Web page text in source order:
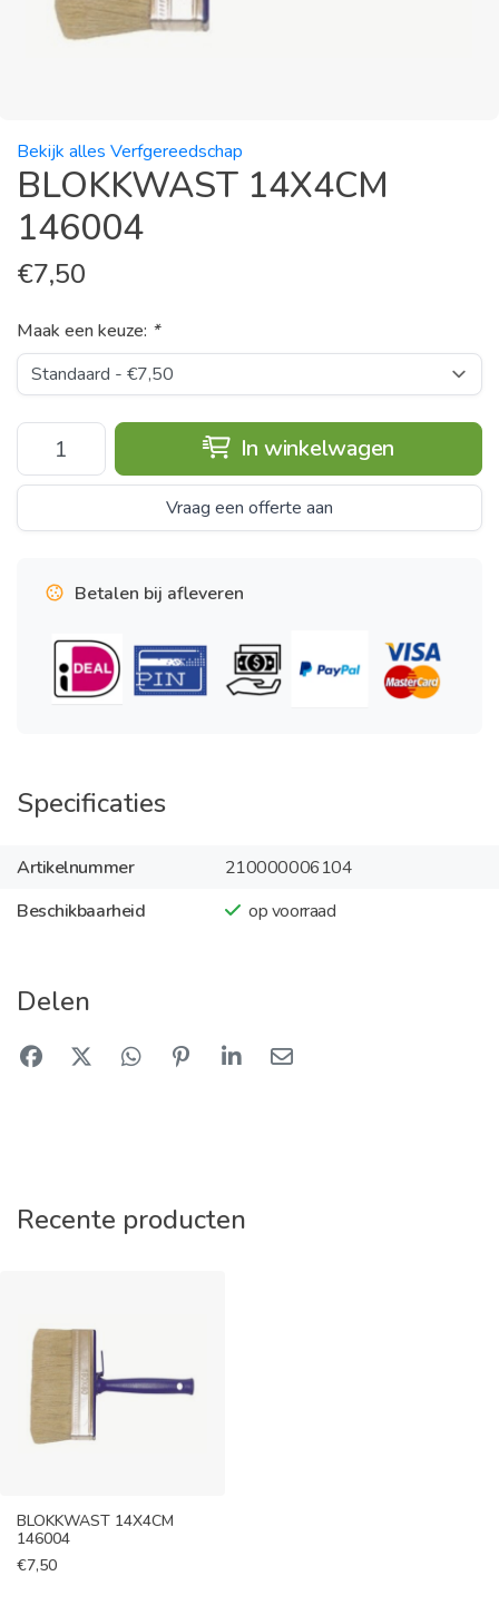
Bekijk alles Verfgereedschap
BLOKKWAST 14X4CM
146004
€7,50
Maak een keuze: *
In winkelwagen
Vraag een offerte aan
Betalen bij afleveren
Specificaties
Artikelnummer
210000006104
Beschikbaarheid
op voorraad
Delen
Recente producten
BLOKKWAST 14X4CM
146004
€7,50